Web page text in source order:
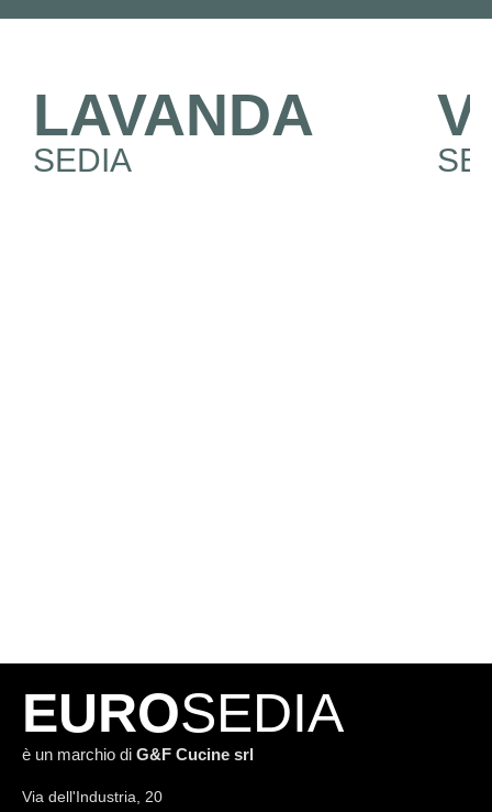
LAVANDA
SEDIA
EUROSEDIA
è un marchio di G&F Cucine srl
Via dell'Industria, 20